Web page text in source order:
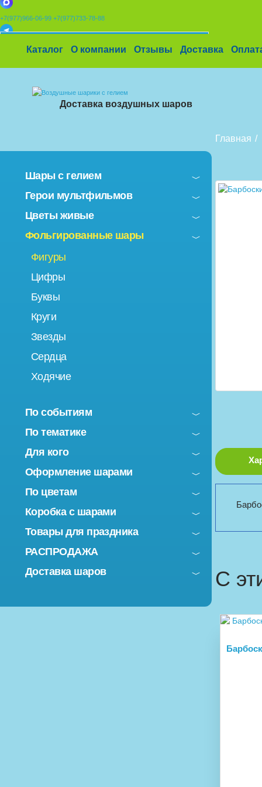
+7(977)966-06-99 +7(977)733-78-88
УСТАНОВИТЕ НАШЕ ПРИЛОЖЕНИЕ!
Каталог О компании Отзывы Доставка
Доставка воздушных шаров
Главная
Шары с гелием
Герои мультфильмов
Цветы живые
Фольгированные шары
Фигуры
Цифры
Буквы
Круги
Звезды
Сердца
Ходячие
По событиям
По тематике
Для кого
Оформление шарами
По цветам
Коробка с шарами
Товары для праздника
РАСПРОДАЖА
Доставка шаров
С